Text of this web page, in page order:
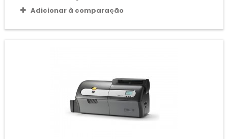
Adicionar à comparação